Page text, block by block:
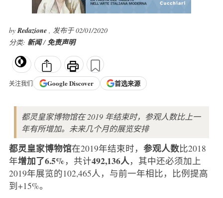
byRedazione , 发布于 02/01/2020
分类: 新闻/免责声明
关注我们 GoogleDiscover 首选来源
都灵皇家博物馆在 2019 年结束时，参观人数比上一
年有所增加。未来几个月的展览安排
都灵皇家博物馆在2019年结束时， 参观人数比2018
年增加了6.5%，共计492,136人，其中还必须加上
2019年展览的102,465人，与前一年相比，比例提高
到+15%。